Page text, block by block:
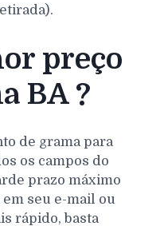
preço
BA ?
de grama para
os campos do
prazo máximo
seu e-mail ou
rápido, basta